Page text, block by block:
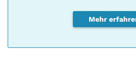
Mehr